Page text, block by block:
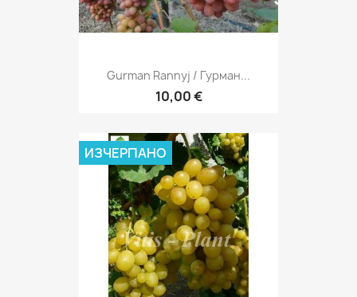
Gurman Rannyj / Гурман...
10,00 €
ИЗЧЕРПАНО